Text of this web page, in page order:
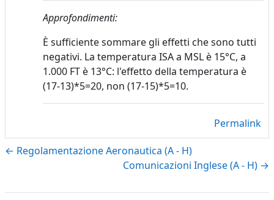
Approfondimenti:
È sufficiente sommare gli effetti che sono tutti
negativi. La temperatura ISA a MSL è 15°C, a
1.000 FT è 13°C: l'effetto della temperatura è
(17-13)*5=20, non (17-15)*5=10.
Permalink
← Regolamentazione Aeronautica (A - H)
Comunicazioni Inglese (A - H) →